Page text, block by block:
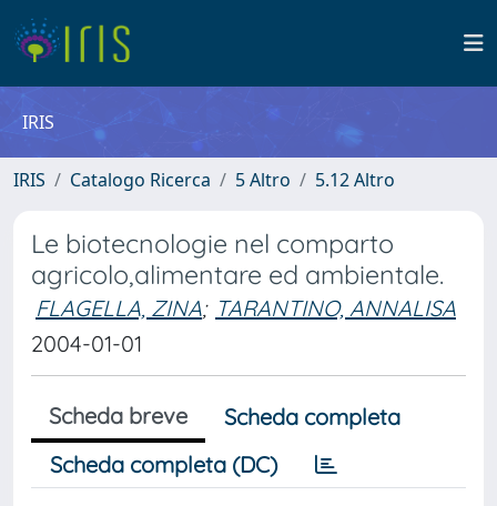
IRIS
IRIS Catalogo Ricerca 5 Altro 5.12 Altro
Le biotecnologie nel comparto
agricolo,alimentare ed ambientale.
FLAGELLA, ZINA; TARANTINO, ANNALISA
2004-01-01
Scheda breve
Scheda completa
Scheda completa (DC)